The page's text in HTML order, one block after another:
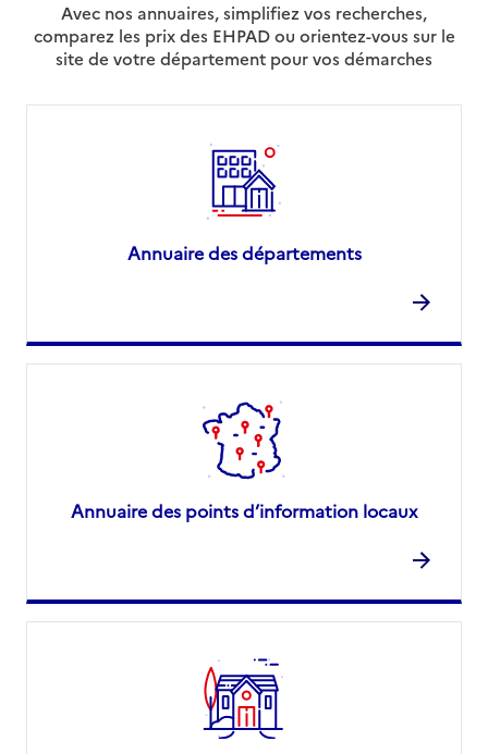
Avec nos annuaires, simplifiez vos recherches,
comparez les prix des EHPAD ou orientez-vous sur le
site de votre département pour vos démarches
Annuaire des départements
Annuaire des points d’information locaux